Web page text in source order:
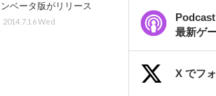
ンベータ版がリリース
2014.7.16 Wed
Podcast
最新ゲ
X でフ